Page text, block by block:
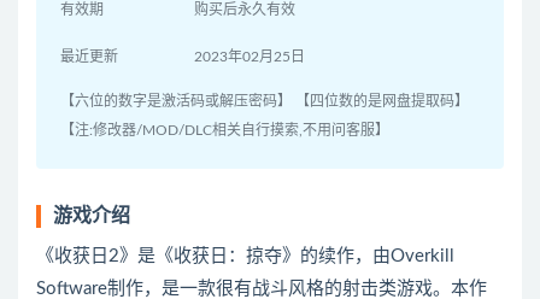
有效期 购买后永久有效
最近更新 2023年02月25日
【六位的数字是激活码或解压密码】 【四位数的是网盘提取码】
【注:修改器/MOD/DLC相关自行摸索,不用问客服】
游戏介绍
《收获日2》是《收获日：掠夺》的续作，由Overkill
Software制作，是一款很有战斗风格的射击类游戏。本作